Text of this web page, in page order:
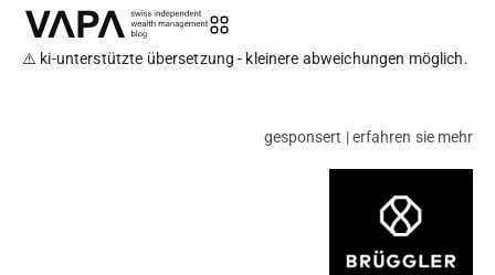
⚠️ ki-unterstützte übersetzung - kleinere abweichungen möglich.
gesponsert | erfahren sie mehr